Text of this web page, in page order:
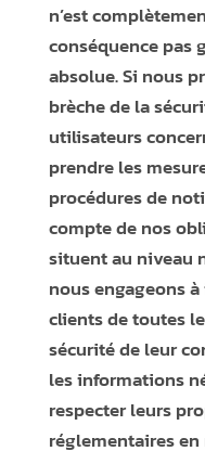
n’est
conséquence pas
absolue. Si nous
brèche de la
utilisateurs
prendre les
procédures de
compte de nos
situent au niveau
nous engageons
clients de toutes
sécurité de leur
les informations
respecter leurs
réglementaires